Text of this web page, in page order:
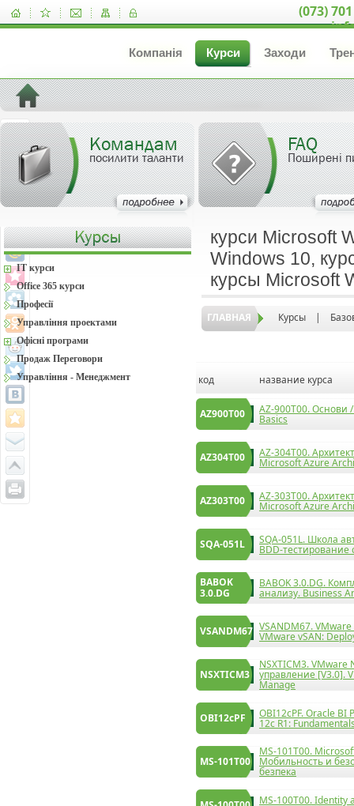
(073)
Компанія Курси Заходи
Командам
посилити таланти
FAQ
Поширені
курси Microsoft
Windows 10,
курсы Microsoft
ГЛАВНАЯ Курсы |
код название курса
AZ900T00 AZ-900T00. Основи
Basics
AZ304T00 AZ-304T00.
Microsoft Azure
AZ303T00 AZ-303T00.
Microsoft Azure
SQA-051L SQA-051L. Школа
BDD-тестирование
BABOK
3.0.DG
BABOK 3.0.DG.
анализу. Business
VSANDM67 VSANDM67.
VMware vSAN:
NSXTICM3
NSXTICM3. VMware
управление [V3.0].
Manage
OBI12cPF OBI12cPF. Oracle BI
12c R1:
MS-101T00
MS-101T00.
Мобильность и
безпека
MS-100T00.
IT курси
Office 365 курси
Професії
Управління проектами
Офісні програми
Продаж Переговори
Управління - Менеджмент